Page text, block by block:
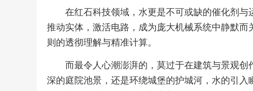
在红石科技领域，水更是不可或缺的催化剂
推动实体，激活电路，成为庞大机械系统中静默
则的透彻理解与精准计算。
而最令人心潮澎湃的，莫过于在建筑与景观
深的庭院池景，还是环绕城堡的护城河，水的引